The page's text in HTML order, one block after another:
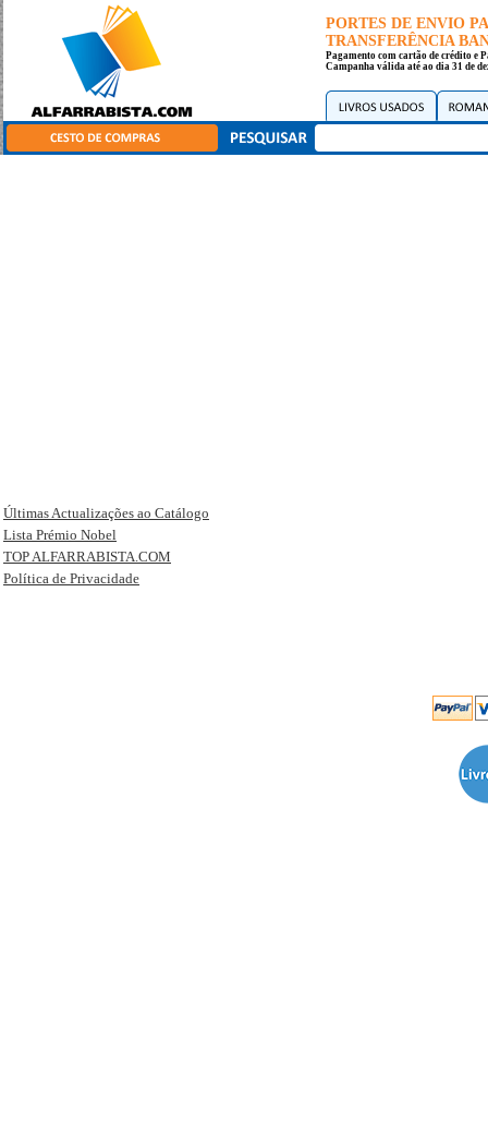
PORTES DE ENVIO
TRANSFERÊNCIA
Pagamento com cartão de crédito e
Campanha válida até ao dia 31 de
Últimas Actualizações ao Catálogo
Lista Prémio Nobel
TOP ALFARRABISTA.COM
Política de Privacidade